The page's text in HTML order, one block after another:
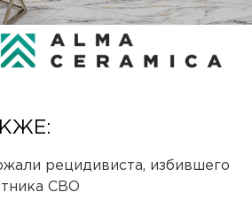
рецидивиста, избившего
СВО